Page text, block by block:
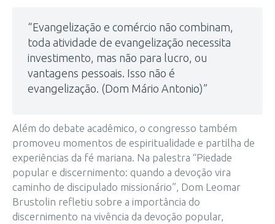
“Evangelização e comércio não combinam,
toda atividade de evangelização necessita
investimento, mas não para lucro, ou
vantagens pessoais. Isso não é
evangelização. (Dom Mário Antonio)”
Além do debate acadêmico, o congresso também
promoveu momentos de espiritualidade e partilha de
experiências da fé mariana. Na palestra “Piedade
popular e discernimento: quando a devoção vira
caminho de discipulado missionário”, Dom Leomar
Brustolin refletiu sobre a importância do
discernimento na vivência da devoção popular,